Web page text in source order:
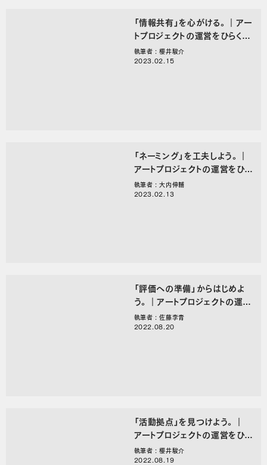
「情報共有」を心がける。｜アー
トプロジェクトの運営をひらく、
○○のことば。
執筆者 : 櫻井駿介
2023.02.15
「ネーミング」を工夫しよう。｜
アートプロジェクトの運営をひら
く、○○のことば。
執筆者 : 大内伸輔
2023.02.13
「評価への準備」からはじめよ
う。｜アートプロジェクトの運営
をひらく、○○のことば
執筆者 : 佐藤李青
2022.08.20
「活動拠点」を見つけよう。｜
アートプロジェクトの運営をひら
く、〇〇のことば。
執筆者 : 櫻井駿介
2022.08.19